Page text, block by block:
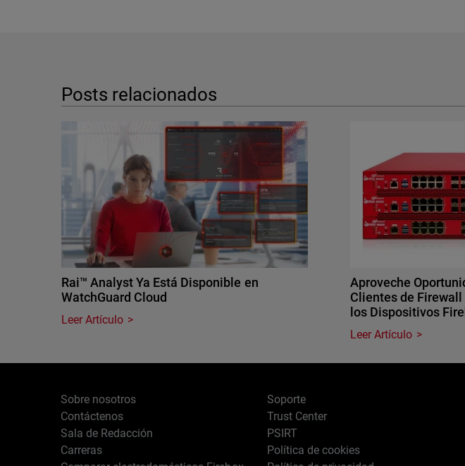
Posts relacionados
Rai™ Analyst Ya Está Disponible en
WatchGuard Cloud
Leer Artículo
Aproveche
Clientes de
los Dispositivos
Leer Artículo
Sobre nosotros
Contáctenos
Sala de Redacción
Carreras
Soporte
Trust Center
PSIRT
Política de cookies